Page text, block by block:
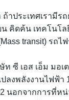
าประเทศเรามี
คิดค้น เทคโนโ
transit) รถ
ซี เอส เอ็ม มอ
งพลังงานไฟฟ้า
นอกจากการที่ห